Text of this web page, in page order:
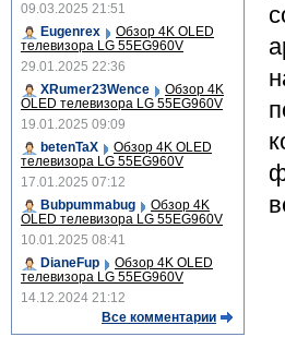
09.03.2025 21:51
Eugenrex
Обзор 4K OLED
телевизора LG 55EG960V
29.01.2025 22:36
XRumer23Wence
Обзор 4K
OLED телевизора LG 55EG960V
19.01.2025 09:09
betenTaX
Обзор 4K OLED
телевизора LG 55EG960V
17.01.2025 07:12
Bubpummabug
Обзор 4K
OLED телевизора LG 55EG960V
10.01.2025 08:41
DianeFup
Обзор 4K OLED
телевизора LG 55EG960V
14.12.2024 21:12
Все комментарии